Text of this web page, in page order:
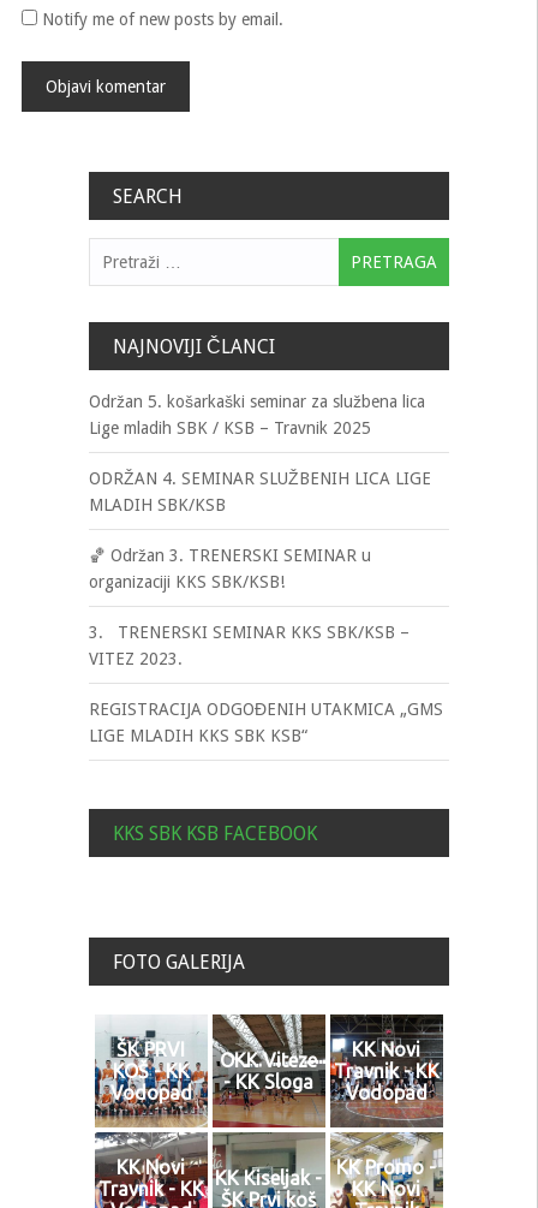
Notify me of new posts by email.
SEARCH
NAJNOVIJI ČLANCI
Održan 5. košarkaški seminar za službena lica
Lige mladih SBK / KSB – Travnik 2025
ODRŽAN 4. SEMINAR SLUŽBENIH LICA LIGE
MLADIH SBK/KSB
🏀 Održan 3. TRENERSKI SEMINAR u
organizaciji KKS SBK/KSB!
3. TRENERSKI SEMINAR KKS SBK/KSB –
VITEZ 2023.
REGISTRACIJA ODGOĐENIH UTAKMICA „GMS
LIGE MLADIH KKS SBK KSB“
KKS SBK KSB FACEBOOK
FOTO GALERIJA
ŠK PRVI
KOŠ - KK
Vodopad
OKK Viteze
- KK Sloga
KK Novi
Travnik - KK
Vodopad
KK Novi
Travnik - KK KK Kiseljak -
ŠK Prvi koš
KK Promo -
KK Novi